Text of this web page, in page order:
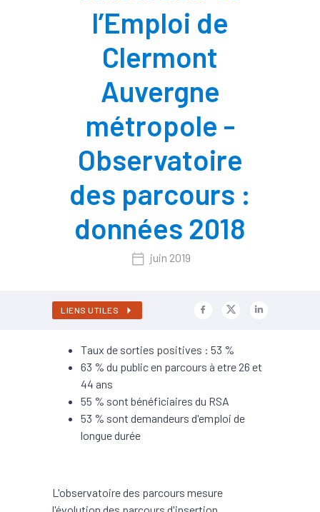
l’Emploi de
Clermont
Auvergne
métropole -
Observatoire
des parcours :
données 2018
juin 2019
LIENS UTILES
Taux de sorties positives : 53 %
63 % du public en parcours à etre 26 et
44 ans
55 % sont bénéficiaires du RSA
53 % sont demandeurs d'emploi de
longue durée
L'observatoire des parcours mesure